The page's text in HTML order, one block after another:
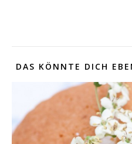
DAS KÖNNTE DICH